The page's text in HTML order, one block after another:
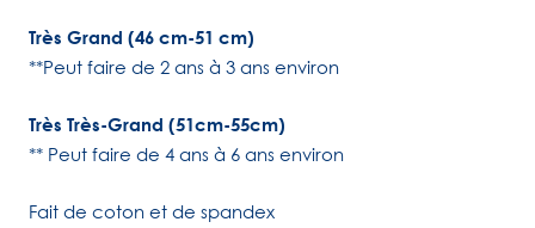
Très Grand (46 cm-51 cm)
**Peut faire de 2 ans à 3 ans environ
Très Très-Grand (51cm-55cm)
** Peut faire de 4 ans à 6 ans environ
Fait de coton et de spandex